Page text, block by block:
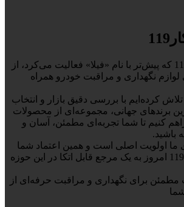
فروشگاه تهران کار 119 که پیش‌تر با نام «فیلا» فعالیت می‌کرد، از
حوزه‌ی لوازم نگهداری و مراقبت خودرو همراه
کرده‌ایم با بررسی دقیق بازار و انتخاب
برندهای جهانی، مجموعه‌ای از محصولات
کنیم تا شما تجربه‌ای مطمئن، آسان و
باشید.
ما اولویت اصلی است و همین اعتماد شما
باعث شده تهران کار 119 امروز به یک مرجع قابل اتکا در این حوزه
119؛ انتخاب مطمئن برای نگهداری و مراقبت حرفه‌ای از